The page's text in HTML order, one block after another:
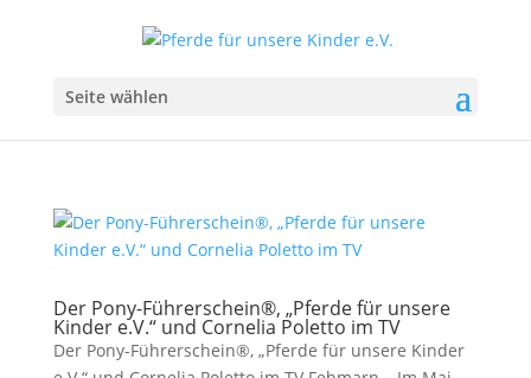
Seite wählen
Der Pony-Führerschein®, „Pferde für unsere
Kinder e.V.“ und Cornelia Poletto im TV
Der Pony-Führerschein®, „Pferde für unsere Kinder